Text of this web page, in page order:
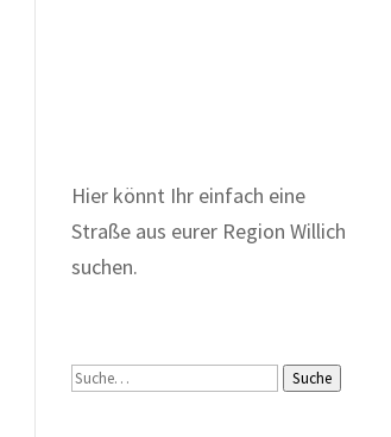
Hier könnt Ihr einfach eine
Straße aus eurer Region Willich
suchen.
Suche Suche